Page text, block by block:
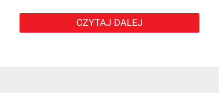
CZYTAJ DALEJ